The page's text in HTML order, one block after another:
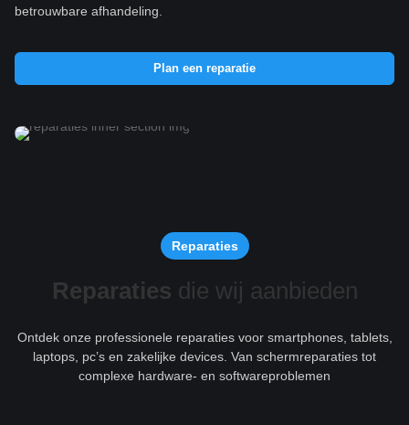
betrouwbare afhandeling.
Plan een reparatie
Reparaties
Reparaties die wij aanbieden
Ontdek onze professionele reparaties voor smartphones, tablets,
laptops, pc’s en zakelijke devices. Van schermreparaties tot
complexe hardware- en softwareproblemen